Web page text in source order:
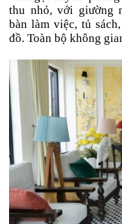
thu nhỏ, với giường
bàn làm việc, tủ
đồ. Toàn bộ không